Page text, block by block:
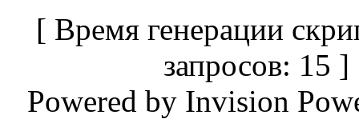
[ Время генерации
запросов:
Powered by Invision